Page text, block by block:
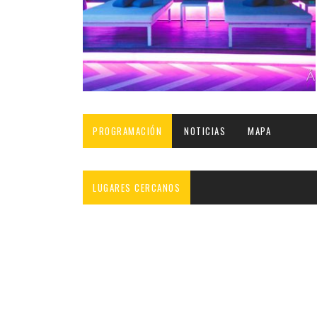
INFANTIL
PROGRAMACIÓN NOTICIAS MAPA
LUGARES CERCANOS